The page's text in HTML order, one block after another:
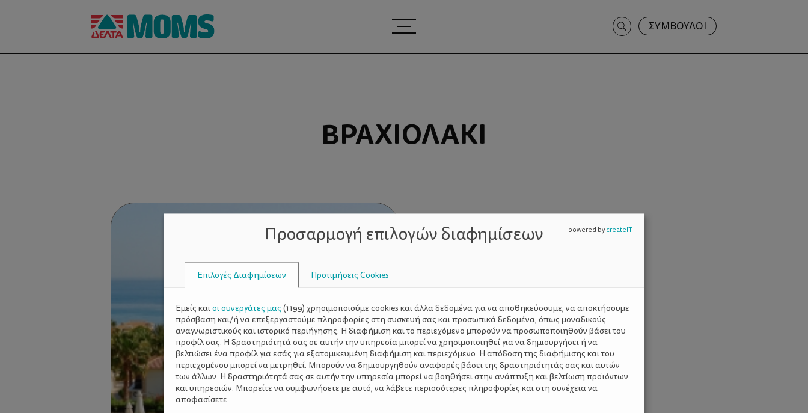
Search
for:
ΣΥΜΒΟΥΛΟΙ
ΒΡΑΧΙΟΛΆΚΙ
Προσαρμογή επιλογών διαφημίσεων
Επιλογές Διαφημίσεων Προτιμήσεις Cookies
Εμείς καιοι συνεργάτες μας (1199) χρησιμοποιούμε cookies και άλλα δεδομένα για να αποθηκεύσουμε, να αποκτήσουμε
πρόσβαση και/ή να επεξεργαστούμε πληροφορίες στη συσκευή σας και προσωπικά δεδομένα, όπως μοναδικούς
αναγνωριστικούς και ιστορικό περιήγησης. Η διαφήμιση και το περιεχόμενο μπορούν να προσωποποιηθούν βάσει του
προφίλ σας. Η δραστηριότητά σας σε αυτήν την υπηρεσία μπορεί να χρησιμοποιηθεί για να δημιουργήσει ή να
βελτιώσει ένα προφίλ για εσάς για εξατομικευμένη διαφήμιση και περιεχόμενο. Η απόδοση της διαφήμισης και του
περιεχομένου μπορεί να μετρηθεί. Μπορούν να δημιουργηθούν αναφορές βάσει της δραστηριότητάς σας και αυτών
των άλλων. Η δραστηριότητά σας σε αυτήν την υπηρεσία μπορεί να βοηθήσει στην ανάπτυξη και βελτίωση προϊόντων
και υπηρεσιών. Μπορείτε να συμφωνήσετε με αυτό, να λάβετε περισσότερες πληροφορίες και στη συνέχεια να
αποφασίσετε.
powered bycreateIT